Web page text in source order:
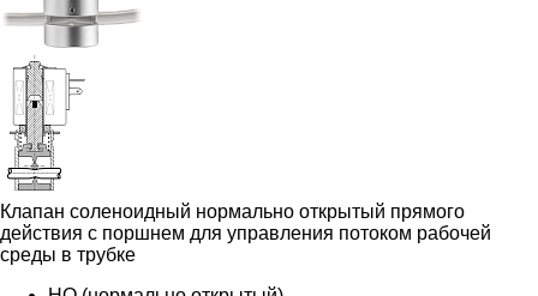
Клапан соленоидный нормально открытый прямого
действия с поршнем для управления потоком рабочей
среды в трубке